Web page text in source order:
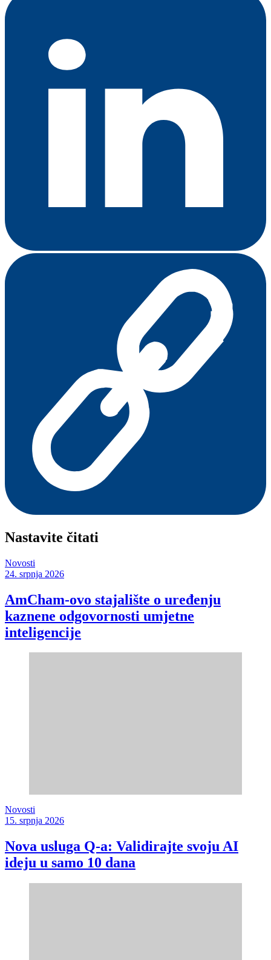
Nastavite čitati
Novosti
24. srpnja 2026
AmCham-ovo stajalište o uređenju
kaznene odgovornosti umjetne
inteligencije
Novosti
15. srpnja 2026
Nova usluga Q-a: Validirajte svoju AI
ideju u samo 10 dana